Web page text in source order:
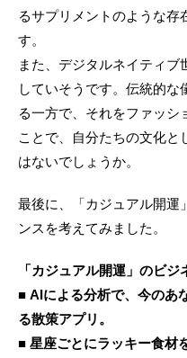
るサプリメントのような存
す。
また、デジタルネイティ
していそうです。伝統的な
る一方で、それをファッシ
ことで、自分たちの文化と
はないでしょうか。
最後に、「カジュアル開運
ンスを考えてみました。
「カジュアル開運」のビジ
■ AIによる分析で、今のあ
る散策アプリ。
■ 星座ごとにラッキー食材